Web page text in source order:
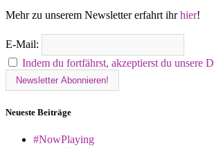
Mehr zu unserem Newsletter erfahrt ihrhier!
E-Mail:
Indem du fortfährst, akzeptierst du unsere
Neueste Beiträge
#NowPlaying